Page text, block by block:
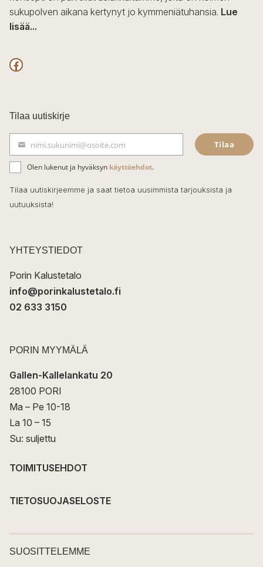
sukupolven aikana kertynyt jo kymmeniätuhansia. Lue
lisää...
F
c
e
b
o
o
k
Tilaa uutiskirje
ä
h
k
t
nimi.sukunimi@osoite.com Tilaa
Olen lukenut ja hyväksyn käyttöehdot.
Tilaa uutiskirjeemme ja saat tietoa uusimmista tarjouksista ja
uutuuksista!
YHTEYSTIEDOT
Porin Kalustetalo
info@porinkalustetalo.fi
02 633 3150
PORIN MYYMÄLÄ
Gallen-Kallelankatu 20
28100 PORI
Ma – Pe 10-18
La 10 – 15
Su: suljettu
TOIMITUSEHDOT
TIETOSUOJASELOSTE
SUOSITTELEMME